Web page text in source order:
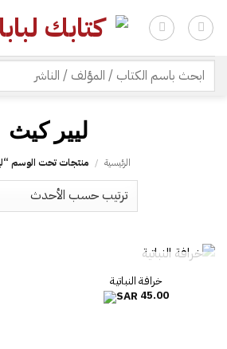
للمحتوى
البحث
عن:
ليير كيث
الرئيسية / منتجات تحت الوسم
غير متوفر في المخزون
خرافة النباتية‎
45.00
| شحن مجاني للطلبات +300 ريال | تغليف مجاني للطلبات +150 ريال |